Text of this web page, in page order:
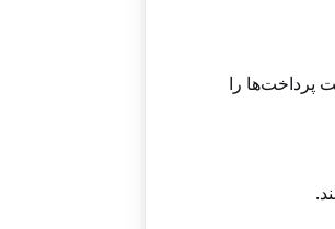
پرداخت‌ها را